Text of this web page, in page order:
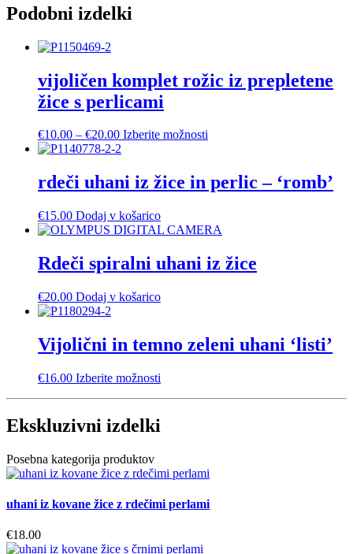
perlic
količina
Podobni izdelki
vijoličen komplet rožic iz prepletene
žice s perlicami
€10.00 – €20.00Cenovni
razpon:
€10.00
do
Izberite možnosti
več
različic.
izberete
strani
izdelka
rdeči uhani iz žice in perlic – ‘romb’
€15.00 Dodaj v košarico
Rdeči spiralni uhani iz žice
€20.00 Dodaj v košarico
Vijolični in temno zeleni uhani ‘listi’
€16.00 Izberite možnosti
različic.
izberete
strani
Ekskluzivni izdelki
Posebna kategorija produktov
uhani iz kovane žice z rdečimi perlami
€18.00